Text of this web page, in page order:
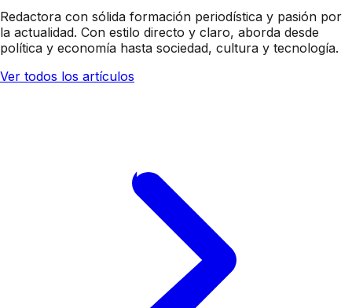
Redactora con sólida formación periodística y pasión por
la actualidad. Con estilo directo y claro, aborda desde
política y economía hasta sociedad, cultura y tecnología.
Ver todos los artículos